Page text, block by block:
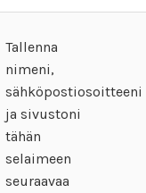
Tallenna
nimeni,
sähköpostiosoitteeni
ja sivustoni
tähän
selaimeen
seuraavaa